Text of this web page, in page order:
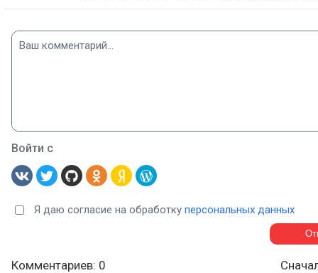
Войти с
Я даю согласие на обработку персональных данных
Комментариев: 0